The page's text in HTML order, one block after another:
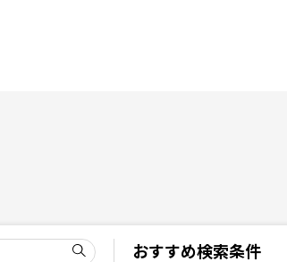
おすすめ検索条件